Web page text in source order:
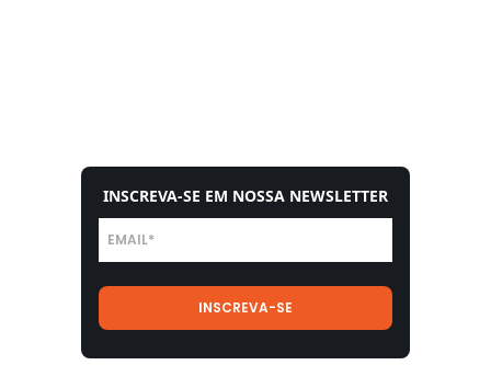
INSCREVA-SE EM NOSSA NEWSLETTER